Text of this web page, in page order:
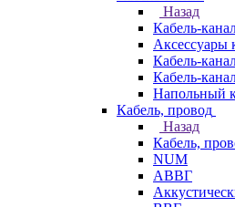
Назад
Кабель-
Аксессуары
Кабель-
Кабель-
Напольный
Кабель, провод
Назад
Кабель,
NUM
АВВГ